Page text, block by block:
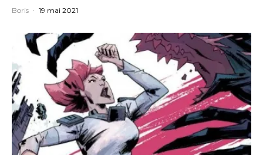
Boris · 19 mai 2021